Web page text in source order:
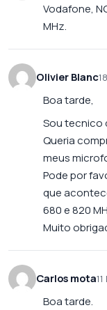
Vodafone,
MHz.
Olivier Blanc
Boa tarde,
Sou tecnico
Queria
meus
Pode por
que
680 e 820
Muito
Carlos mota
Boa tarde.